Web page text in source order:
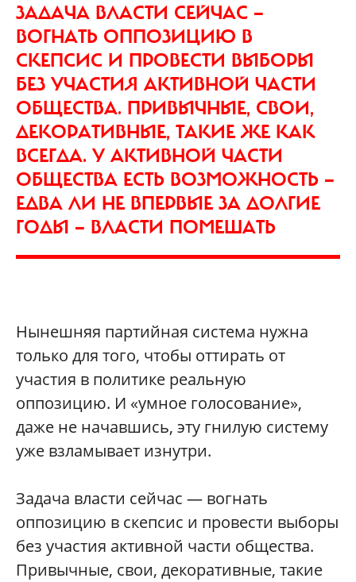
ЗАДАЧА ВЛАСТИ СЕЙЧАС —
ВОГНАТЬ ОППОЗИЦИЮ В
СКЕПСИС И ПРОВЕСТИ ВЫБОРЫ
БЕЗ УЧАСТИЯ АКТИВНОЙ ЧАСТИ
ОБЩЕСТВА. ПРИВЫЧНЫЕ, СВОИ,
ДЕКОРАТИВНЫЕ, ТАКИЕ ЖЕ КАК
ВСЕГДА. У АКТИВНОЙ ЧАСТИ
ОБЩЕСТВА ЕСТЬ ВОЗМОЖНОСТЬ —
ЕДВА ЛИ НЕ ВПЕРВЫЕ ЗА ДОЛГИЕ
ГОДЫ — ВЛАСТИ ПОМЕШАТЬ
Нынешняя партийная система нужна
только для того, чтобы оттирать от
участия в политике реальную
оппозицию. И «умное голосование»,
даже не начавшись, эту гнилую систему
уже взламывает изнутри.
Задача власти сейчас — вогнать
оппозицию в скепсис и провести выборы
без участия активной части общества.
Привычные, свои, декоративные, такие